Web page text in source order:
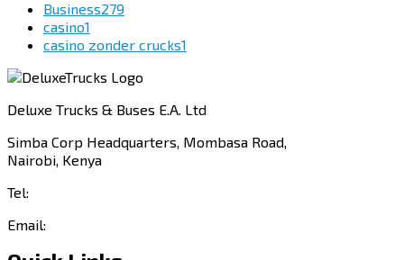
Business279
casino1
casino zonder crucks1
Deluxe Trucks & Buses E.A. Ltd
Simba Corp Headquarters, Mombasa Road,
Nairobi, Kenya
Tel:
Email: